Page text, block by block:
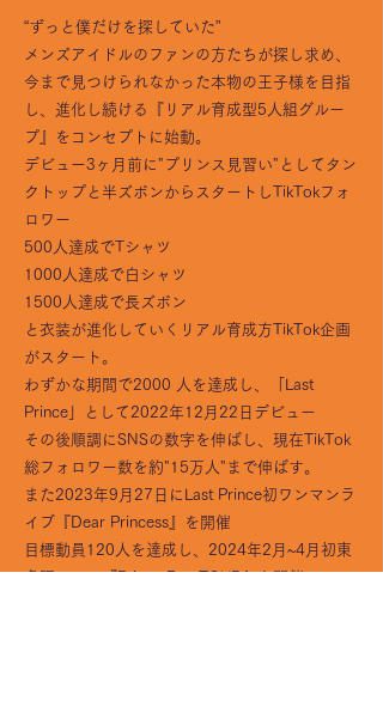
“ずっと僕だけを探していた”
メンズアイドルのファンの方たちが探し求め、
今まで見つけられなかった本物の王子様を目指
し、進化し続ける『リアル育成型5人組グルー
プ』をコンセプトに始動。
デビュー3ヶ月前に"プリンス見習い"としてタン
クトップと半ズボンからスタートしTikTokフォ
ロワー
500人達成でTシャツ
1000人達成で白シャツ
1500人達成で長ズボン
と衣装が進化していくリアル育成方TikTok企画
がスタート。
わずかな期間で2000 人を達成し、「Last
Prince」として2022年12月22日デビュー
その後順調にSNSの数字を伸ばし、現在TikTok
総フォロワー数を約"15万人"まで伸ばす。
また2023年9月27日にLast Prince初ワンマンラ
イブ『Dear Princess』を開催
目標動員120人を達成し、2024年2月~4月初東
名阪ツアー『Prince Fes. TOUR』を開催。